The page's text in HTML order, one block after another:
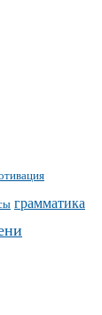
грамматика